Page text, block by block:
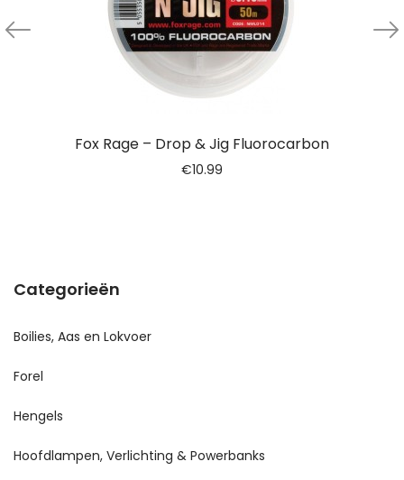
Fox Rage – Drop & Jig Fluorocarbon
€10.99
Categorieën
Boilies, Aas en Lokvoer
Forel
Hengels
Hoofdlampen, Verlichting & Powerbanks